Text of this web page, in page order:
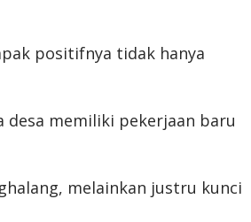
positifnya tidak hanya
memiliki pekerjaan baru
melainkan justru kunci